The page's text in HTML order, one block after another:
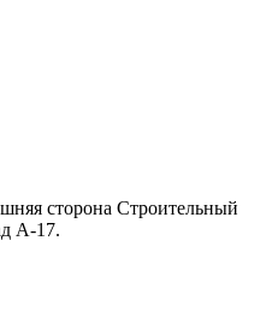
сторона Строительный
А-17.